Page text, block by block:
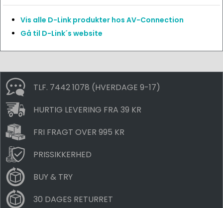
Vis alle D-Link produkter hos AV-Connection
Gå til D-Link´s website
TLF. 7442 1078 (HVERDAGE 9-17)
HURTIG LEVERING FRA 39 KR
FRI FRAGT OVER 995 KR
PRISSIKKERHED
BUY & TRY
30 DAGES RETURRET